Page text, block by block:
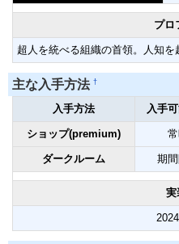
プロ
超人を統べる組織の首領。人知を
主な入手方法 †
入手方法 入手
ショップ(premium)
ダークルーム 期
実